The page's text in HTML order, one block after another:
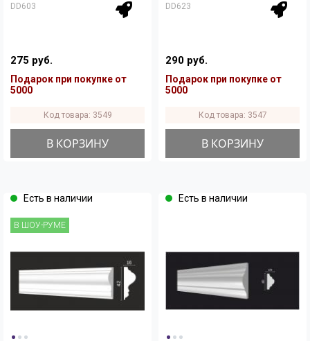
DD603
275 руб.
Подарок при покупке от
5000
Код товара: 3549
В КОРЗИНУ
DD623
290 руб.
Подарок при покупке от
5000
Код товара: 3547
В КОРЗИНУ
Есть в наличии
В ШОУ-РУМЕ
Есть в наличии